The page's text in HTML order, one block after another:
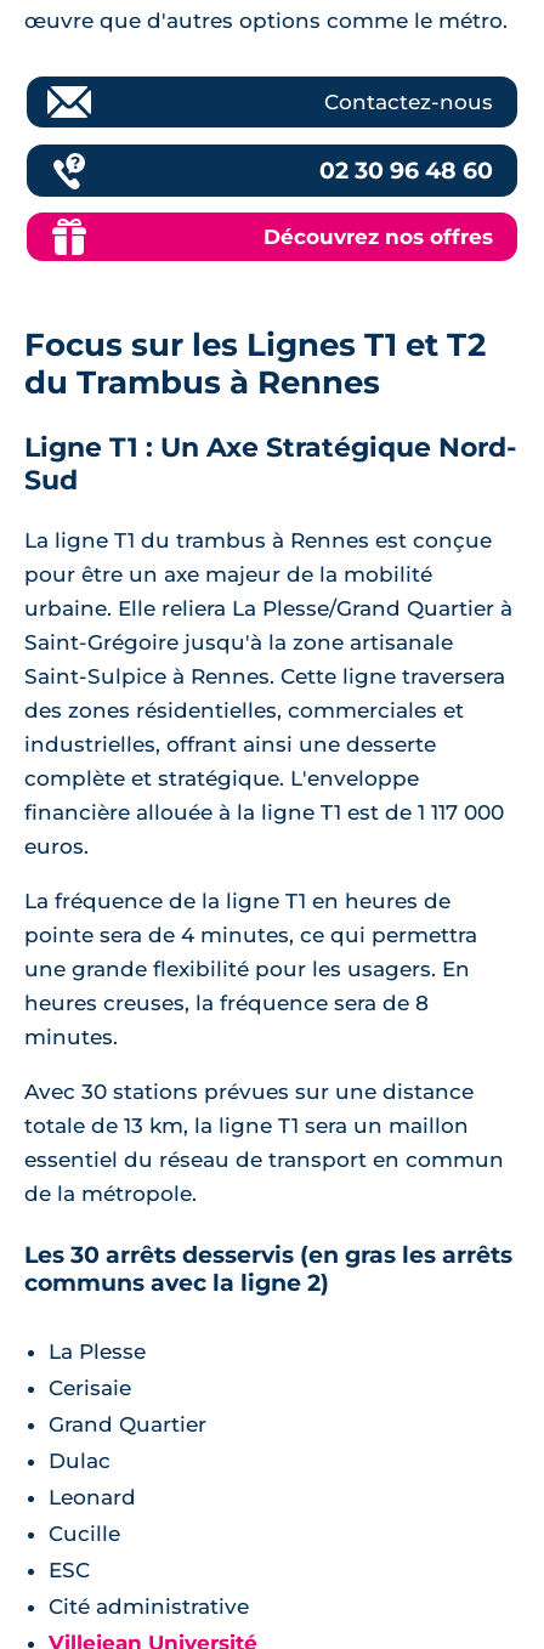
œuvre que d'autres options comme le métro.
Contactez-nous
02 30 96 48 60
Découvrez nos offres
Focus sur les Lignes T1 et T2
du Trambus à Rennes
Ligne T1 : Un Axe Stratégique Nord-
Sud
La ligne T1 du trambus à Rennes est conçue
pour être un axe majeur de la mobilité
urbaine. Elle reliera La Plesse/Grand Quartier à
Saint-Grégoire jusqu'à la zone artisanale
Saint-Sulpice à Rennes. Cette ligne traversera
des zones résidentielles, commerciales et
industrielles, offrant ainsi une desserte
complète et stratégique. L'enveloppe
financière allouée à la ligne T1 est de 1 117 000
euros.
La fréquence de la ligne T1 en heures de
pointe sera de 4 minutes, ce qui permettra
une grande flexibilité pour les usagers. En
heures creuses, la fréquence sera de 8
minutes.
Avec 30 stations prévues sur une distance
totale de 13 km, la ligne T1 sera un maillon
essentiel du réseau de transport en commun
de la métropole.
Les 30 arrêts desservis (en gras les arrêts
communs avec la ligne 2)
La Plesse
Cerisaie
Grand Quartier
Dulac
Leonard
Cucille
ESC
Cité administrative
Villejean Université